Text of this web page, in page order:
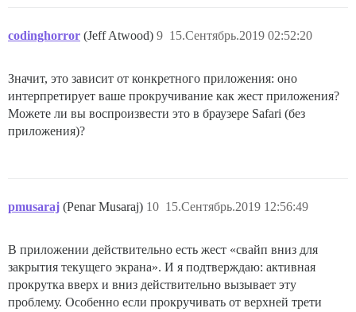
codinghorror (Jeff Atwood) 15.Сентябрь.2019 02:52:20
9
Значит, это зависит от конкретного приложения: оно
интерпретирует ваше прокручивание как жест приложения?
Можете ли вы воспроизвести это в браузере Safari (без
приложения)?
pmusaraj (Penar Musaraj) 15.Сентябрь.2019 12:56:49
10
В приложении действительно есть жест «свайп вниз для
закрытия текущего экрана». И я подтверждаю: активная
прокрутка вверх и вниз действительно вызывает эту
проблему. Особенно если прокручивать от верхней трети